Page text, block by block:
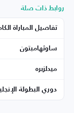
روابط ذات صلة
تفاصيل المباراة
ساوثهامبتون
ميدلزبره
دوري البطولة